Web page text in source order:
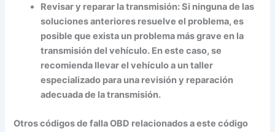
Revisar y reparar la transmisión:Si ninguna de las
soluciones anteriores resuelve el problema, es
posible que exista un problema más grave en la
transmisión del vehículo. En este caso, se
recomienda llevar el vehículo a un taller
especializado para una revisión y reparación
adecuada de la transmisión.
Otros códigos de falla OBD relacionados a este código